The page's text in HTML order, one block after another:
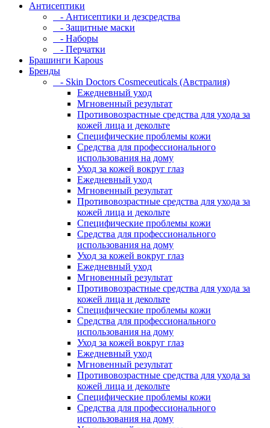
Антисептики
- Антисептики и дезсредства
- Защитные маски
- Наборы
- Перчатки
Брашинги Kapous
Бренды
- Skin Doctors Cosmeceuticals (Австралия)
Ежедневный уход
Мгновенный результат
Противовозрастные средства для ухода за
кожей лица и декольте
Специфические проблемы кожи
Средства для профессионального
использования на дому
Уход за кожей вокруг глаз
Ежедневный уход
Мгновенный результат
Противовозрастные средства для ухода за
кожей лица и декольте
Специфические проблемы кожи
Средства для профессионального
использования на дому
Уход за кожей вокруг глаз
Ежедневный уход
Мгновенный результат
Противовозрастные средства для ухода за
кожей лица и декольте
Специфические проблемы кожи
Средства для профессионального
использования на дому
Уход за кожей вокруг глаз
Ежедневный уход
Мгновенный результат
Противовозрастные средства для ухода за
кожей лица и декольте
Специфические проблемы кожи
Средства для профессионального
использования на дому